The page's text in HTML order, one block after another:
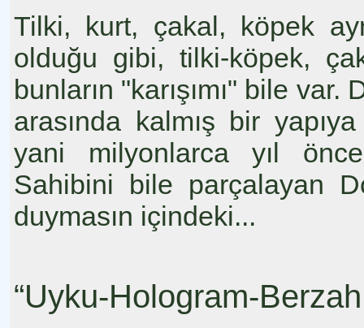
Tilki, kurt, çakal, köpek
olduğu gibi, tilki-köpek,
bunların "karışımı" bile
arasında kalmış bir
yani milyonlarca yıl
Sahibini bile parçalayan
duymasın içindeki...
“Uyku-Hologram-